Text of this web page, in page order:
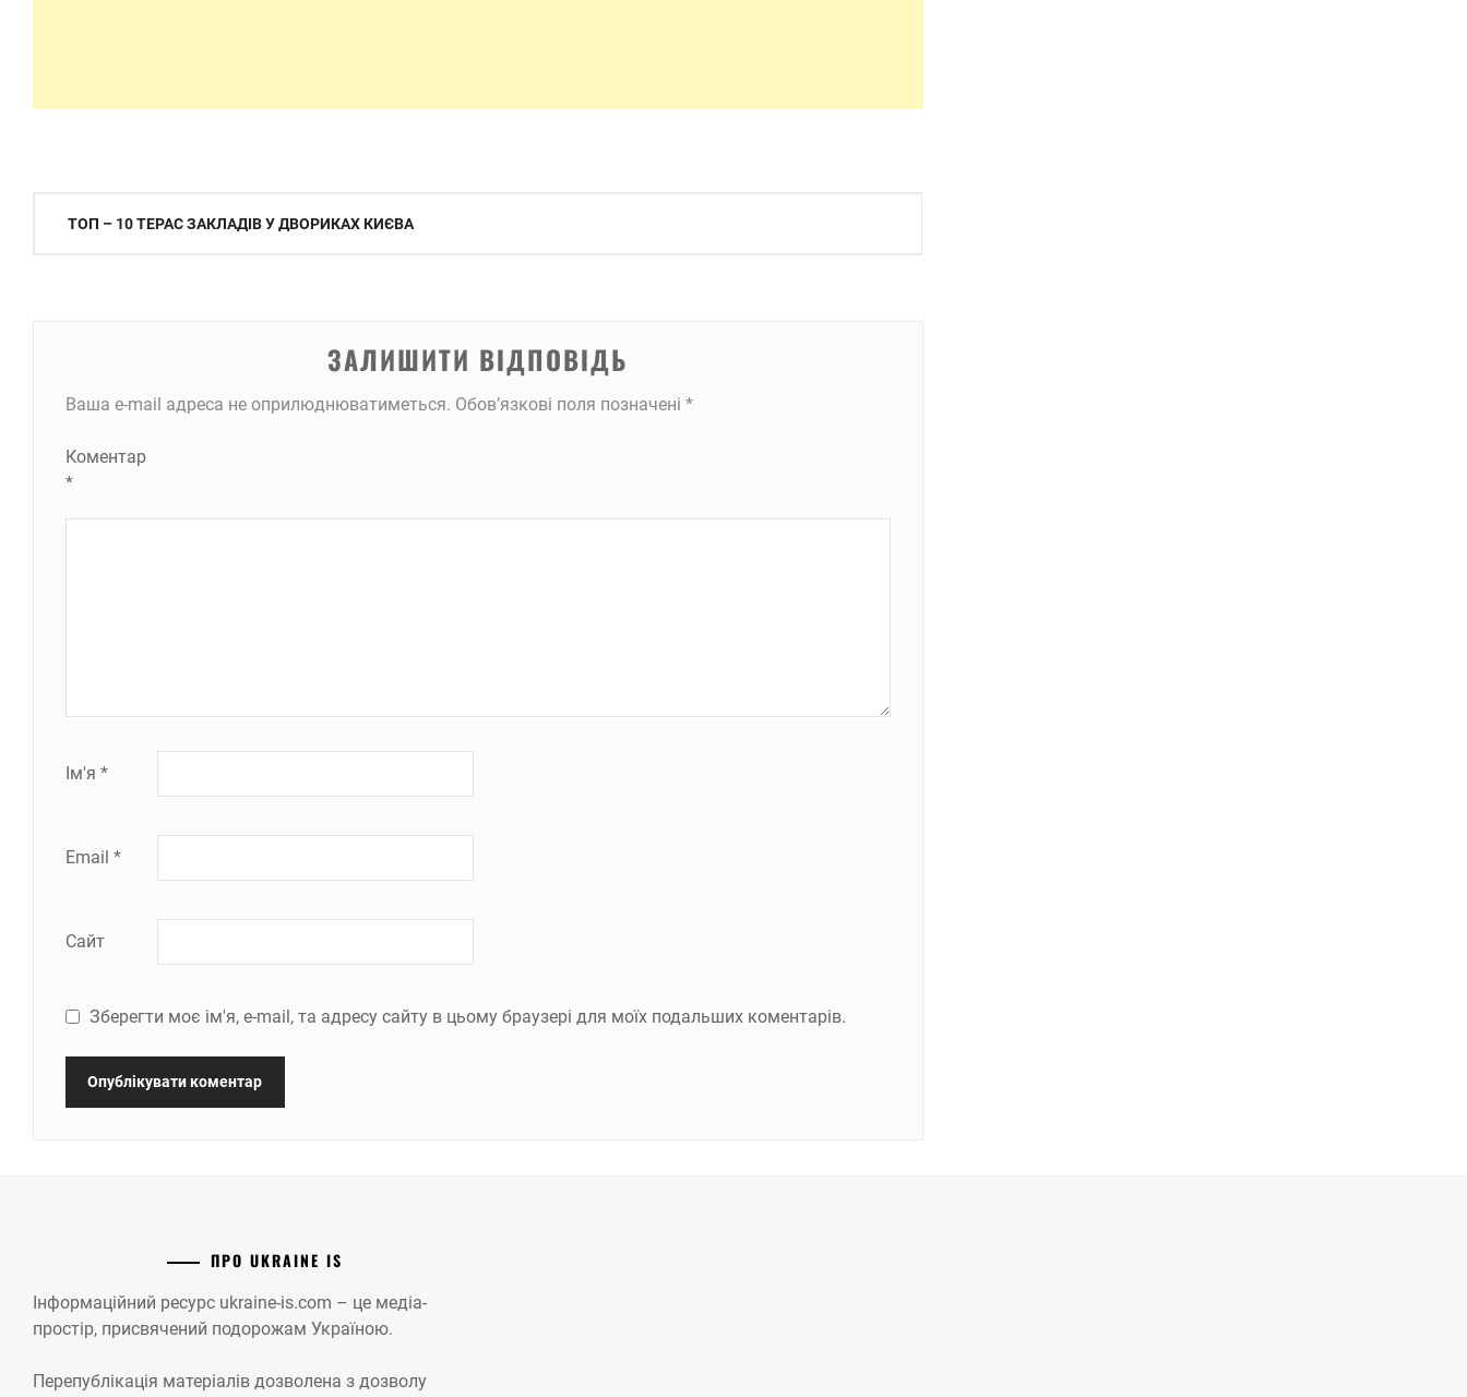
Навігація
ТОП – 10 ТЕРАС ЗАКЛАДІВ У ДВОРИКАХ КИЄВА
ЗАЛИШИТИ ВІДПОВІДЬ
Ваша e-mail адреса не оприлюднюватиметься. Обов’язкові поля позначені *
Коментар
*
Ім'я *
Email *
Сайт
Зберегти моє ім'я, e-mail, та адресу сайту в цьому браузері для моїх подальших коментарів.
ПРО UKRAINE IS
Інформаційний ресурс ukraine-is.com – це медіа-
простір, присвячений подорожам Україною.
Перепублікація матеріалів дозволена з дозволу